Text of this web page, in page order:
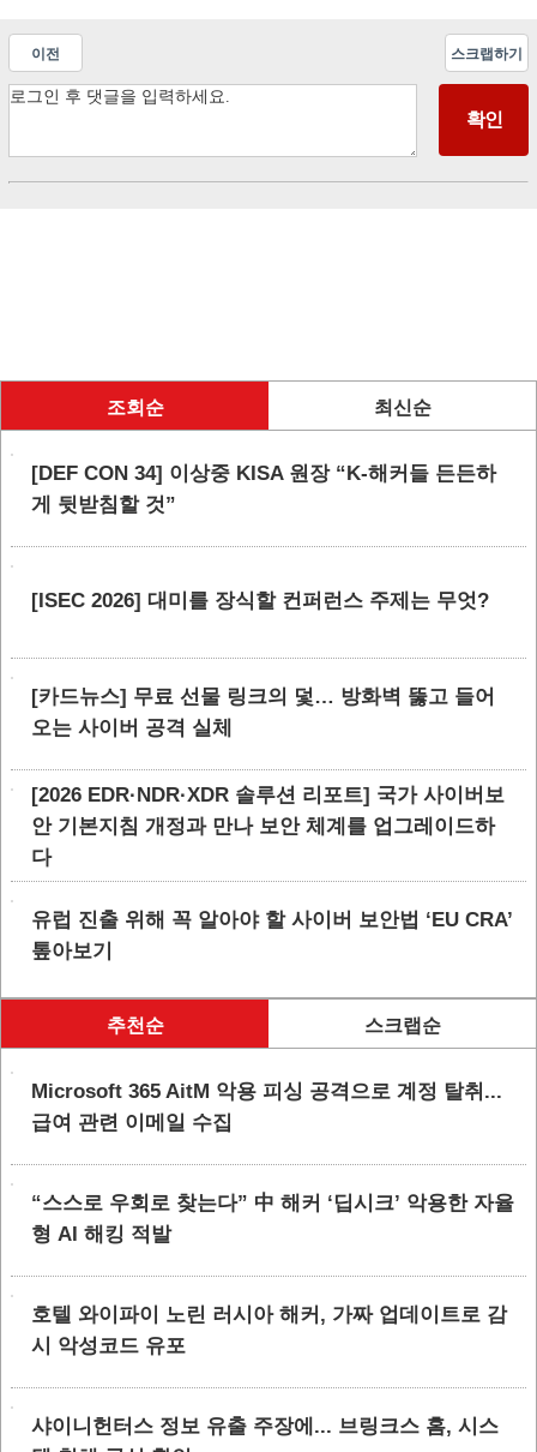
이전 스크랩하기
조회순 최신순
[DEF CON 34] 이상중 KISA 원장 “K-해커들 든든하
게 뒷받침할 것”
[ISEC 2026] 대미를 장식할 컨퍼런스 주제는 무엇?
[카드뉴스] 무료 선물 링크의 덫… 방화벽 뚫고 들어
오는 사이버 공격 실체
[2026 EDR·NDR·XDR 솔루션 리포트] 국가 사이버보
안 기본지침 개정과 만나 보안 체계를 업그레이드하
다
유럽 진출 위해 꼭 알아야 할 사이버 보안법 ‘EU CRA’
톺아보기
추천순 스크랩순
Microsoft 365 AitM 악용 피싱 공격으로 계정 탈취...
급여 관련 이메일 수집
“스스로 우회로 찾는다” 中 해커 ‘딥시크’ 악용한 자율
형 AI 해킹 적발
호텔 와이파이 노린 러시아 해커, 가짜 업데이트로 감
시 악성코드 유포
샤이니헌터스 정보 유출 주장에... 브링크스 홈, 시스